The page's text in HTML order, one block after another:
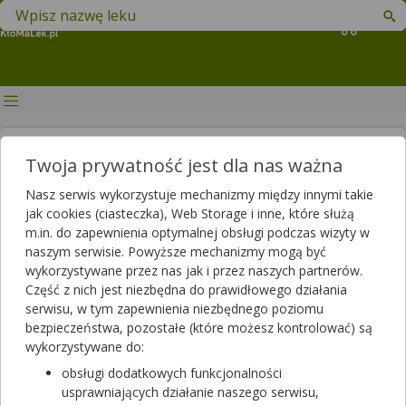
Koszyk
Znajdź lek w swojej okolicy
Witaminy na odporność – czy są
skuteczne?
Publikacja: 2020-12-09 16:22 Aktualizacja: 2025-06-03 14:20
Osłabiona odporność bywa powodem częstych infekcji i
przeziębień, zwłaszcza w sezonie jesienno-zimowym. Najlepszą
ochronę przed różnego rodzaju patogenami zapewnia
prawidłowo działający układ odpornościowy. Niedobory
Autor
Artykuł rekomendowany przez:
magister farmacji Bartłomiej Łuczyński
Twoja prywatność jest dla nas ważna
Nasz serwis wykorzystuje mechanizmy między innymi takie
jak cookies (ciasteczka), Web Storage i inne, które służą
m.in. do zapewnienia optymalnej obsługi podczas wizyty w
naszym serwisie. Powyższe mechanizmy mogą być
wykorzystywane przez nas jak i przez naszych partnerów.
Część z nich jest niezbędna do prawidłowego działania
serwisu, w tym zapewnienia niezbędnego poziomu
bezpieczeństwa, pozostałe (które możesz kontrolować) są
wykorzystywane do:
obsługi dodatkowych funkcjonalności
usprawniających działanie naszego serwisu,